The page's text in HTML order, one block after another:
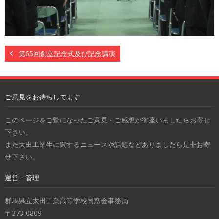
第65回創立記念式及び記念講演
ご意見をお待ちしてます
このページをご覧になったご意見・ご感想が御座いましたらお寄せ
下さい。
また太田工業生に関するニュースや話題などありましたら是非お寄
せ下さい。
運営・管理
群馬県立太田工業高等学校同窓会事務局
〒373-0809